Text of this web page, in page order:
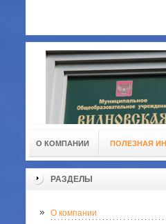
О КОМПАНИИ ПОЛЕЗНАЯ
РАЗДЕЛЫ
О компании